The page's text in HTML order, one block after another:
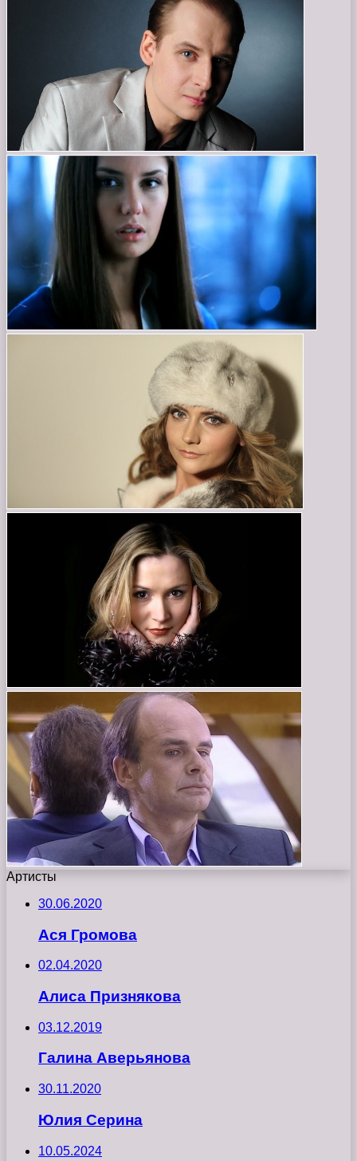
Артисты
30.06.2020
Ася Громова
02.04.2020
Алиса Признякова
03.12.2019
Галина Аверьянова
30.11.2020
Юлия Серина
10.05.2024